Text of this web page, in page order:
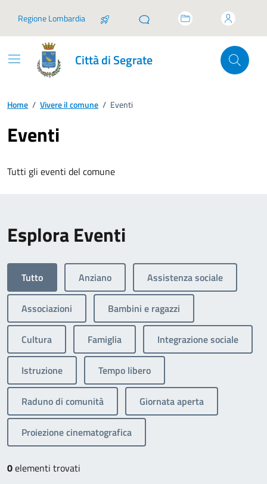
Regione Lombardia
Città di Segrate
Home / Vivere il comune / Eventi
Eventi
Tutti gli eventi del comune
Esplora Eventi
Tutto Anziano Assistenza sociale
Associazioni Bambini e ragazzi
Cultura Famiglia Integrazione sociale
Istruzione Tempo libero
Raduno di comunità Giornata aperta
Proiezione cinematografica
0elementi trovati